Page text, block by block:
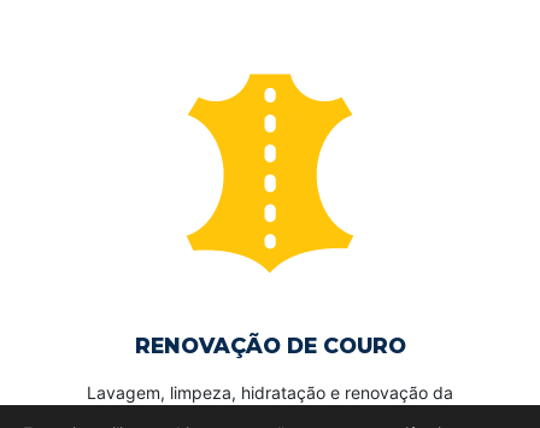
RENOVAÇÃO DE COURO
Lavagem, limpeza, hidratação e renovação da